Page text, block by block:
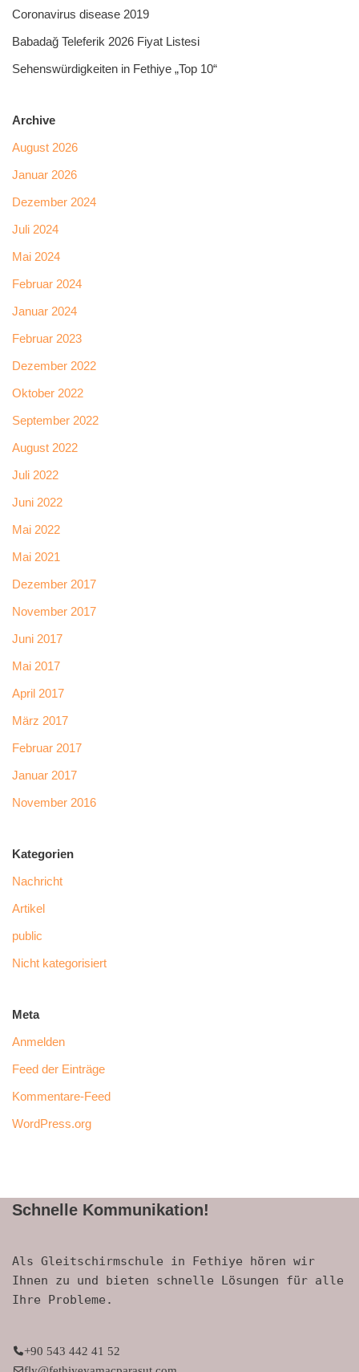
Coronavirus disease 2019
Babadağ Teleferik 2026 Fiyat Listesi
Sehenswürdigkeiten in Fethiye „Top 10“
Archive
August 2026
Januar 2026
Dezember 2024
Juli 2024
Mai 2024
Februar 2024
Januar 2024
Februar 2023
Dezember 2022
Oktober 2022
September 2022
August 2022
Juli 2022
Juni 2022
Mai 2022
Mai 2021
Dezember 2017
November 2017
Juni 2017
Mai 2017
April 2017
März 2017
Februar 2017
Januar 2017
November 2016
Kategorien
Nachricht
Artikel
public
Nicht kategorisiert
Meta
Anmelden
Feed der Einträge
Kommentare-Feed
WordPress.org
Schnelle Kommunikation!
Als Gleitschirmschule in Fethiye hören wir
Ihnen zu und bieten schnelle Lösungen für alle
Ihre Probleme.
+90 543 442 41 52